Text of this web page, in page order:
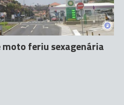
feriu sexagenária